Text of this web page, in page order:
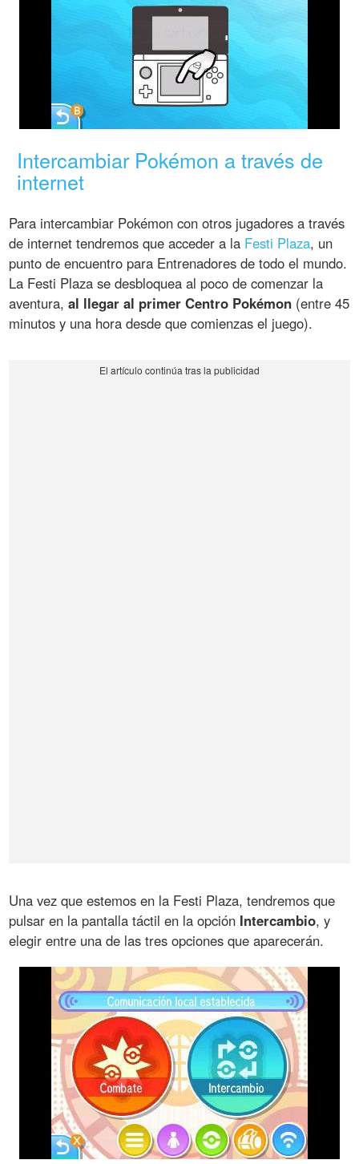
Intercambiar Pokémon a través de
internet
Para intercambiar Pokémon con otros jugadores a través
de internet tendremos que acceder a la Festi Plaza, un
punto de encuentro para Entrenadores de todo el mundo.
La Festi Plaza se desbloquea al poco de comenzar la
aventura,al llegar al primer Centro Pokémon (entre 45
minutos y una hora desde que comienzas el juego).
Una vez que estemos en la Festi Plaza, tendremos que
pulsar en la pantalla táctil en la opción Intercambio, y
elegir entre una de las tres opciones que aparecerán.